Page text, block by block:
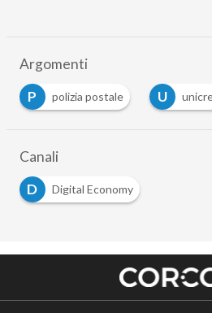
Argomenti
P
polizia postale U
Canali
D
Digital Economy